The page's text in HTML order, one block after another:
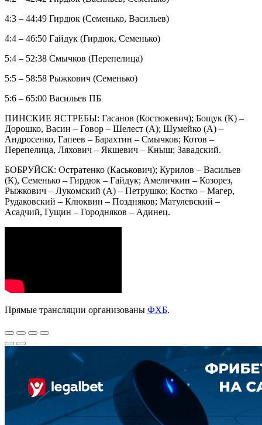
4:3 – 44:49 Гирдюк (Семенько, Васильев)
4:4 – 46:50 Гайдук (Гирдюк, Семенько)
5:4 – 52:38 Смычков (Перепелица)
5:5 – 58:58 Рыжкович (Семенько)
5:6 – 65:00 Васильев ПБ
ПИНСКИЕ ЯСТРЕБЫ: Гасанов (Костюкевич); Бощук (К) –
Дорошко, Васин – Говор – Шелест (А); Шумейко (А) –
Андросенко, Гапеев – Барахтин – Смычков; Котов –
Перепелица, Ляхович – Якшевич – Кныш; Завадский.
БОБРУЙСК: Остратенко (Каськович); Курилов – Васильев
(К), Семенько – Гирдюк – Гайдук; Амеличкин – Козорез,
Рыжкович – Лукомский (А) – Петрушко; Костко – Магер,
Рудаковский – Клюквин – Поздняков; Матулевский –
Асадчий, Гущин – Городняков – Адинец.
Прямые трансляции организованы ФХБ.